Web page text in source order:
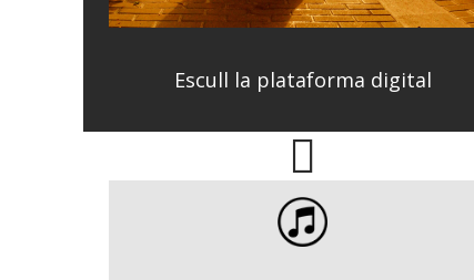
Escull la plataforma digital
Carla López Mauri - Vull ballar amb tu